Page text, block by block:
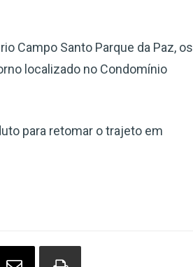
Campo Santo Parque da Paz, os
localizado no Condomínio
para retomar o trajeto em